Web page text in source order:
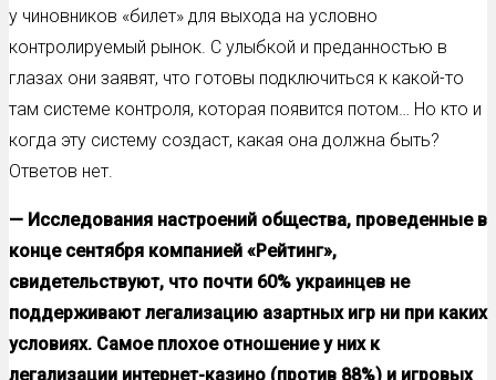
у чиновников «билет» для выхода на условно
контролируемый рынок. С улыбкой и преданностью в
глазах они заявят, что готовы подключиться к какой-то
там системе контроля, которая появится потом… Но кто и
когда эту систему создаст, какая она должна быть?
Ответов нет.
— Исследования настроений общества, проведенные в
конце сентября компанией «Рейтинг»,
свидетельствуют, что почти 60% украинцев не
поддерживают легализацию азартных игр ни при каких
условиях. Самое плохое отношение у них к
легализации интернет-казино (против 88%) и игровых